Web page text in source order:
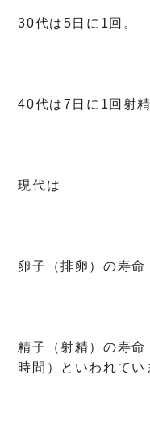
30代は5日に1回。
40代は7日に1回射
現代は
卵子（排卵）の寿命
精子（射精）の寿
時間）といわれてい